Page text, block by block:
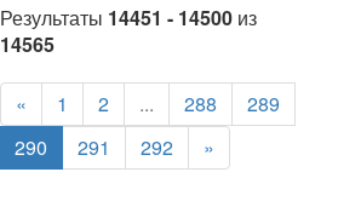
Результаты 14451 - 14500 из
14565
« 1 2 ... 288
289
290
291 292 »